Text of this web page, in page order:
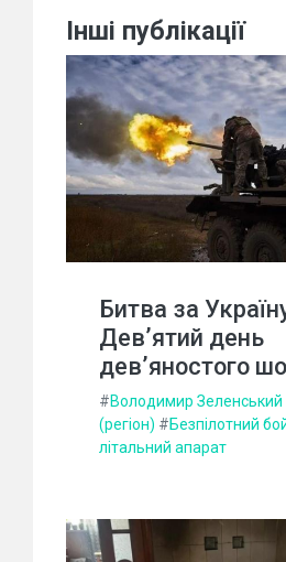
Інші публікації
Битва за
Дев’ятий день
дев’яностого
#Володимир Зеленський
(регіон) #Безпілотний
літальний апарат